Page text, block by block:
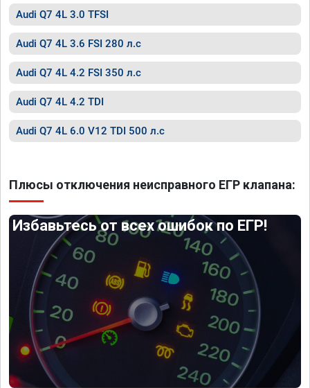
Audi Q7 4L 3.0 TFSI
Audi Q7 4L 3.6 FSI 280 л.с
Audi Q7 4L 4.2 FSI 350 л.с
Audi Q7 4L 4.2 TDI
Audi Q7 4L 6.0 V12 TDI 500 л.с
Плюсы отключения неисправного ЕГР клапана:
Избавьтесь от всех ошибок по ЕГР!